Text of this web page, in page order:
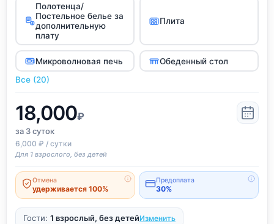
Полотенца/
Постельное белье за
дополнительную
плату
Плита
Микроволновая печь
Обеденный стол
Все (20)
18,000₽
за 3суток
6,000 ₽ / сутки
Для 1 взрослого, без детей
Отмена
удерживается 100%
Предоплата
30%
Гости: 1 взрослый, без детейИзменить